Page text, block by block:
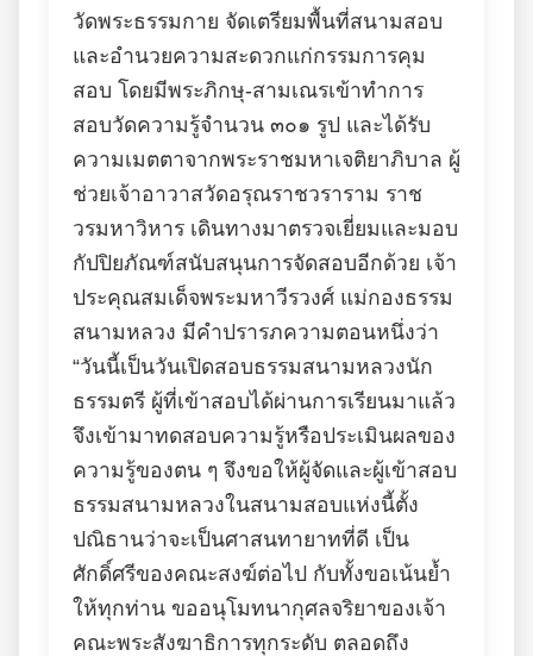
วัดพระธรรมกาย จัดเตรียมพื้นที่สนามสอบ
และอำนวยความสะดวกแก่กรรมการคุม
สอบ โดยมีพระภิกษุ-สามเณรเข้าทำการ
สอบวัดความรู้จำนวน ๓๐๑ รูป และได้รับ
ความเมตตาจากพระราชมหาเจติยาภิบาล ผู้
ช่วยเจ้าอาวาสวัดอรุณราชวราราม ราช
วรมหาวิหาร เดินทางมาตรวจเยี่ยมและมอบ
กัปปิยภัณฑ์สนับสนุนการจัดสอบอีกด้วย เจ้า
ประคุณสมเด็จพระมหาวีรวงศ์ แม่กองธรรม
สนามหลวง มีคำปรารภความตอนหนึ่งว่า
“วันนี้เป็นวันเปิดสอบธรรมสนามหลวงนัก
ธรรมตรี ผู้ที่เข้าสอบได้ผ่านการเรียนมาแล้ว
จึงเข้ามาทดสอบความรู้หรือประเมินผลของ
ความรู้ของตน ๆ จึงขอให้ผู้จัดและผู้เข้าสอบ
ธรรมสนามหลวงในสนามสอบแห่งนี้ตั้ง
ปณิธานว่าจะเป็นศาสนทายาทที่ดี เป็น
ศักดิ์ศรีของคณะสงฆ์ต่อไป กับทั้งขอเน้นย้ำ
ให้ทุกท่าน ขออนุโมทนากุศลจริยาของเจ้า
คณะพระสังฆาธิการทุกระดับ ตลอดถึง